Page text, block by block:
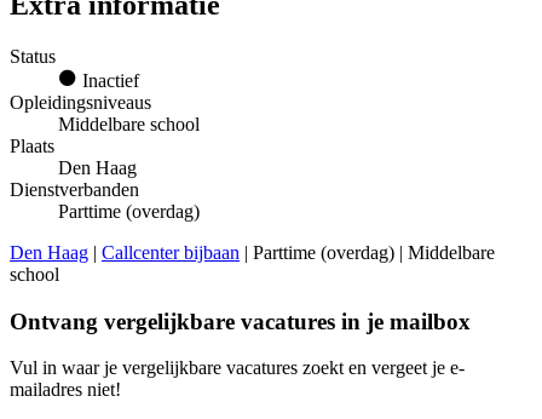
Status
Inactief
Opleidingsniveaus
Middelbare school
Plaats
Den Haag
Dienstverbanden
Parttime (overdag)
Den Haag | Callcenter bijbaan | Parttime (overdag) | Middelbare
school
Ontvang vergelijkbare vacatures in je mailbox
Vul in waar je vergelijkbare vacatures zoekt en vergeet je e-
mailadres niet!